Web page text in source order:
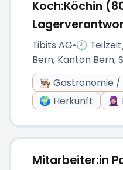
Koch:Köchin
Tibits AG•🕗
Bern, Kanton Bern,
👨🏽‍🍳 Gastronomie
🌍 Herkunft
Mitarbeiter:in